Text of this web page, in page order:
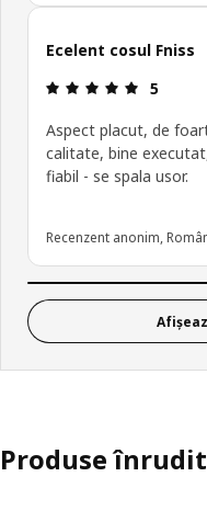
Omite recenziile clienților
Ecelent cosul Fniss
5
Aspect placut, de
calitate, bine
fiabil - se spala usor.
Recenzent anonim,
Produse